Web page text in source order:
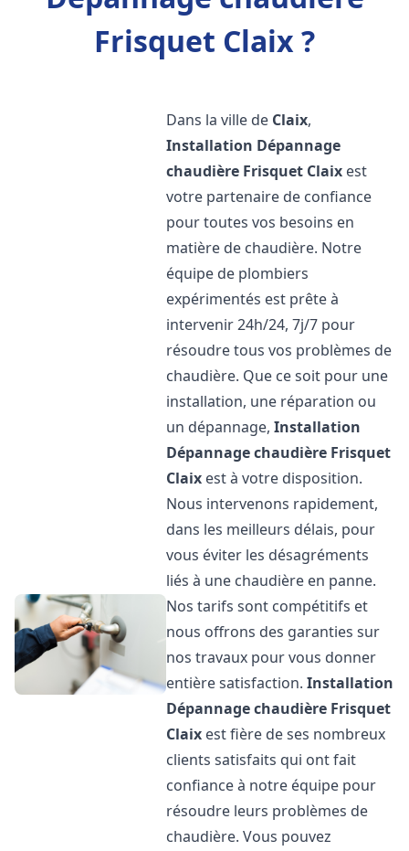
Frisquet Claix ?
Dans la ville de Claix,
Installation Dépannage
chaudière Frisquet Claix est
votre partenaire de confiance
pour toutes vos besoins en
matière de chaudière. Notre
équipe de plombiers
expérimentés est prête à
intervenir 24h/24, 7j/7 pour
résoudre tous vos problèmes de
chaudière. Que ce soit pour une
installation, une réparation ou
un dépannage,Installation
Dépannage chaudière Frisquet
Claix est à votre disposition.
Nous intervenons rapidement,
dans les meilleurs délais, pour
vous éviter les désagréments
liés à une chaudière en panne.
Nos tarifs sont compétitifs et
nous offrons des garanties sur
nos travaux pour vous donner
entière satisfaction.Installation
Dépannage chaudière Frisquet
Claix est fière de ses nombreux
clients satisfaits qui ont fait
confiance à notre équipe pour
résoudre leurs problèmes de
chaudière. Vous pouvez